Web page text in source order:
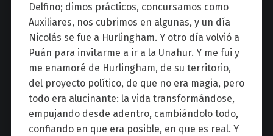
Delfino; dimos prácticos, concursamos como
Auxiliares, nos cubrimos en algunas, y un día
Nicolás se fue a Hurlingham. Y otro día volvió a
Puán para invitarme a ir a la Unahur. Y me fui y
me enamoré de Hurlingham, de su territorio,
del proyecto político, de que no era magia, pero
todo era alucinante: la vida transformándose,
empujando desde adentro, cambiándolo todo,
confiando en que era posible, en que es real. Y